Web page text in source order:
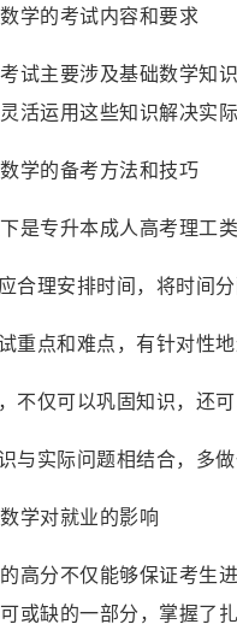
学的考试内容和要求
试主要涉及基础数学知
活运用这些知识解决实际
学的备考方法和技巧
是专升本成人高考理工
合理安排时间，将时间
重点和难点，有针对性
不仅可以巩固知识，还
与实际问题相结合，多
学对就业的影响
高分不仅能够保证考生
或缺的一部分，掌握了